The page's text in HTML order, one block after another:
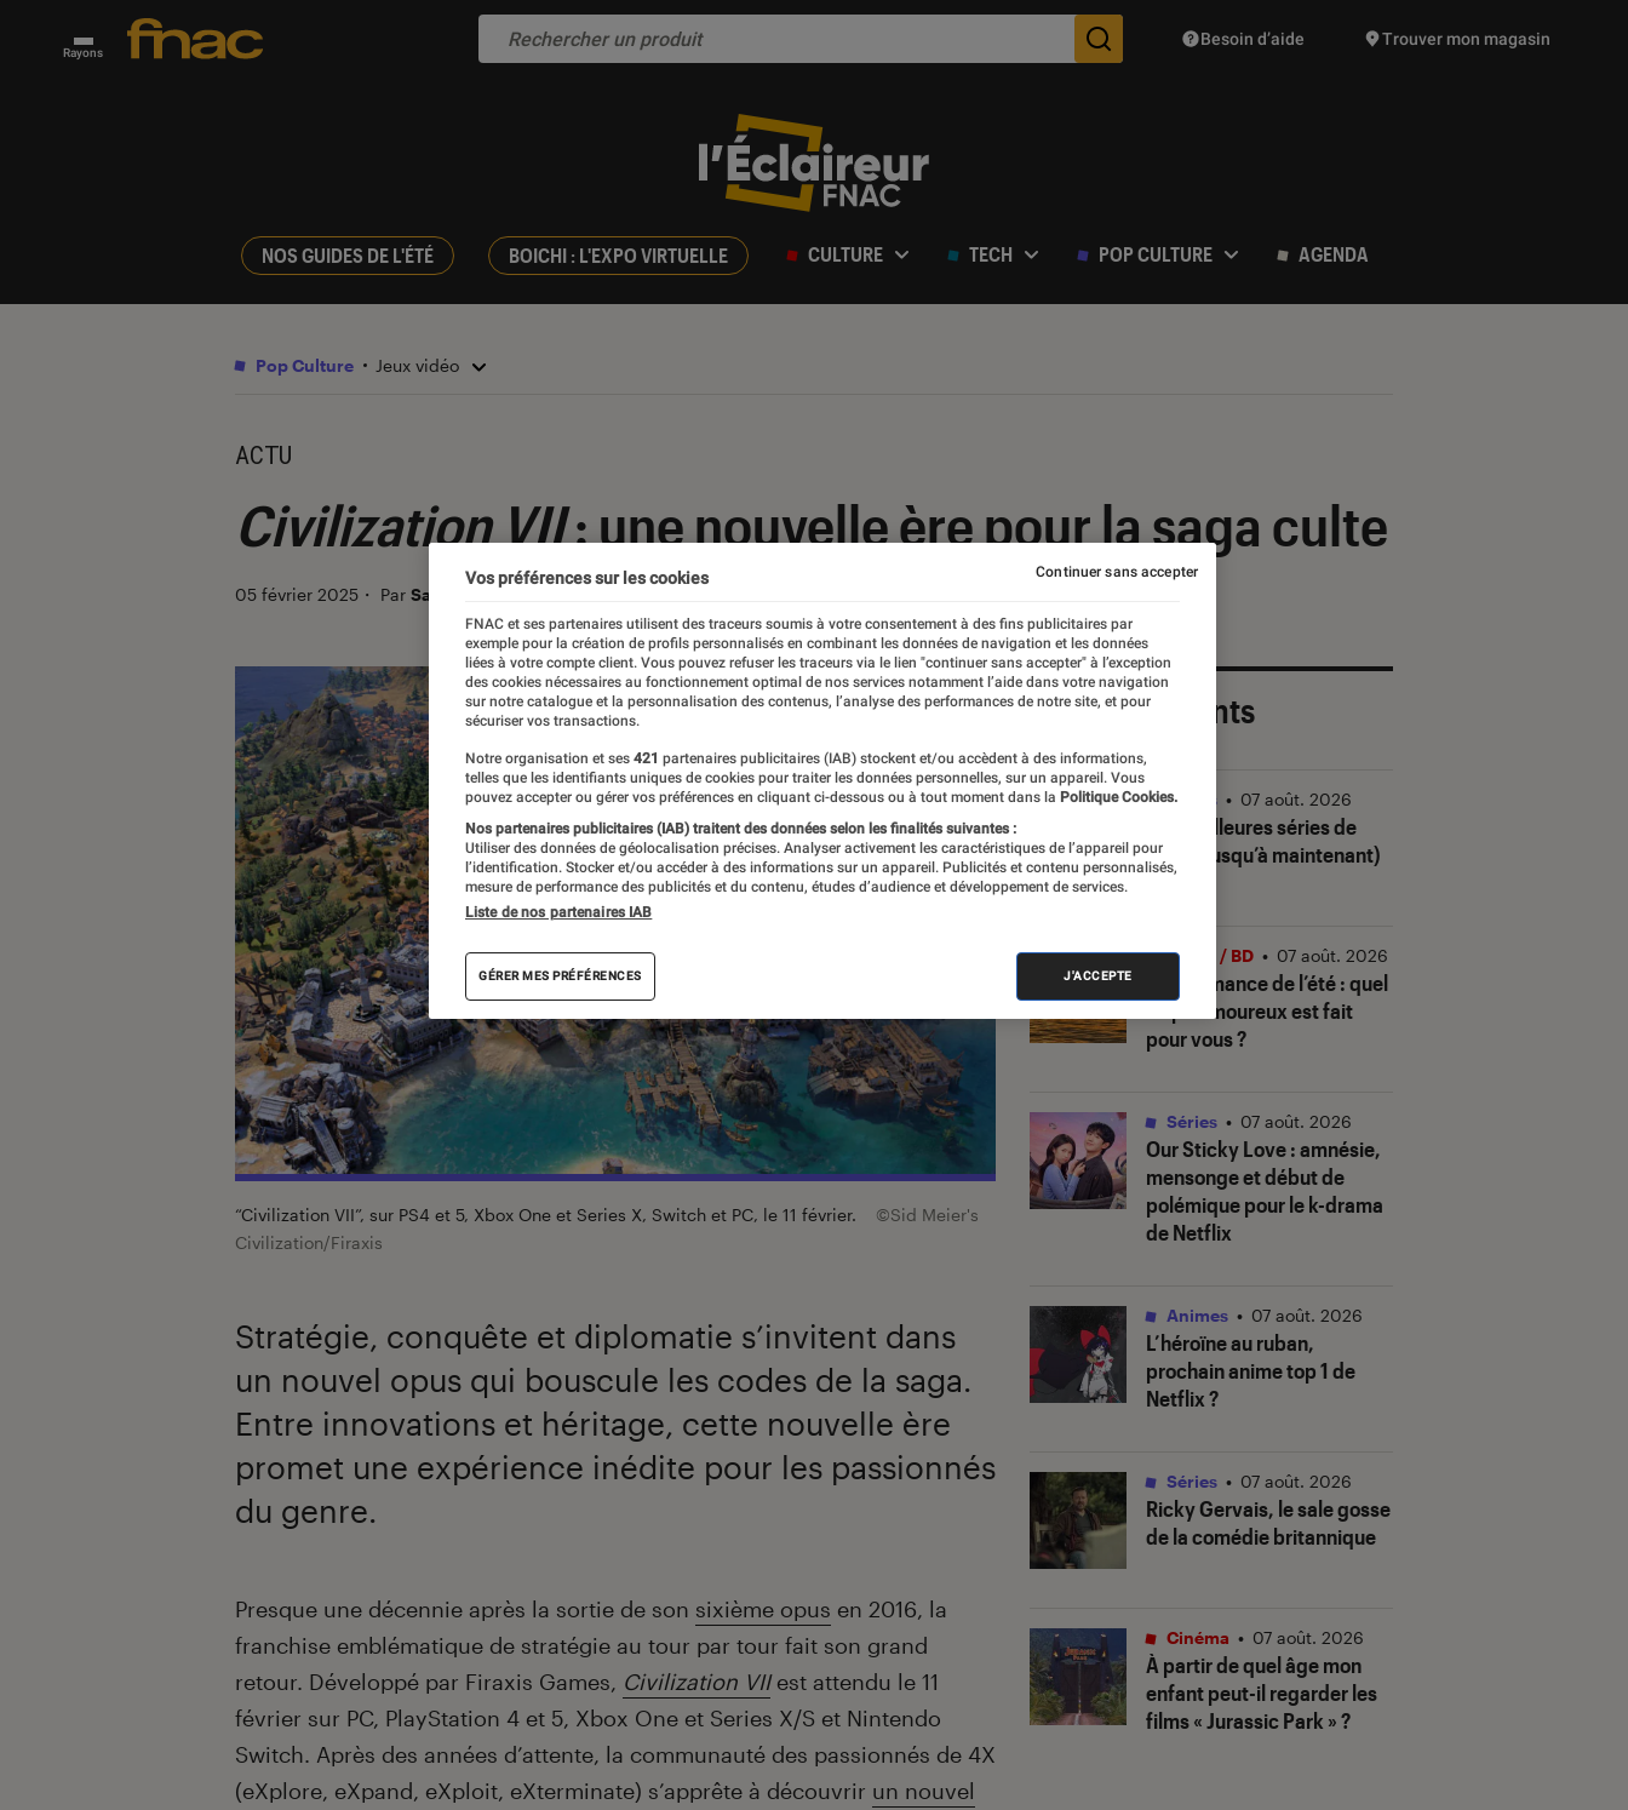
Rayons Des suggestions de produits vont vous être proposées
Besoin d’aide Trouver mon magasin
NOS GUIDES DE L'ÉTÉ BOICHI : L'EXPO VIRTUELLE CULTURE TECH POP CULTURE AGENDA
Pop Culture Jeux vidéo
ACTU
Civilization VII: une nouvelle ère pour la saga culte
05 février 2025 ・ Par Sarah Dupont
“Civilization VII”, sur PS4 et 5, Xbox One et Series X, Switch et PC, le 11 février.
©Sid Meier's
Civilization/Firaxis
Stratégie, conquête et diplomatie s’invitent dans
un nouvel opus qui bouscule les codes de la saga.
Entre innovations et héritage, cette nouvelle ère
promet une expérience inédite pour les passionnés
du genre.
Introduction
Presque une décennie après la sortie de son sixième opus en 2016, la
franchise emblématique de stratégie au tour par tour fait son grand
retour. Développé par Firaxis Games, Civilization VIIest attendu le 11
février sur PC, PlayStation 4 et 5, Xbox One et Series X/S et Nintendo
Switch. Après des années d’attente, la communauté des passionnés de 4X
(eXplore, eXpand, eXploit, eXterminate) s’apprête à découvrir un nouvel
Les plus récents
Les meilleures séries de
2026 (jusqu’à maintenant)
Séries • 07 août. 2026
Quiz romance de l’été : quel
trope amoureux est fait
pour vous ?
Livres / BD • 07 août. 2026
Our Sticky Love: amnésie,
mensonge et début de
polémique pour le k-drama
de Netflix
Séries • 07 août. 2026
L’héroïne au ruban,
prochain anime top 1 de
Netflix ?
Animes • 07 août. 2026
Ricky Gervais, le sale gosse
de la comédie britannique
Séries • 07 août. 2026
À partir de quel âge mon
enfant peut-il regarder les
films « Jurassic Park » ?
Cinéma • 07 août. 2026
Vos préférences sur les cookies
FNAC et ses partenaires utilisent des traceurs soumis à votre consentement à des fins publicitaires par
exemple pour la création de profils personnalisés en combinant les données de navigation et les données
liées à votre compte client. Vous pouvez refuser les traceurs via le lien "continuer sans accepter" à l’exception
des cookies nécessaires au fonctionnement optimal de nos services notamment l’aide dans votre navigation
sur notre catalogue et la personnalisation des contenus, l’analyse des performances de notre site, et pour
sécuriser vos transactions.
Notre organisation et ses 421 partenaires publicitaires (IAB) stockent et/ou accèdent à des informations,
telles que les identifiants uniques de cookies pour traiter les données personnelles, sur un appareil. Vous
pouvez accepter ou gérer vos préférences en cliquant ci-dessous ou à tout moment dans la Politique Cookies.
Nos partenaires publicitaires (IAB) traitent des données selon les finalités suivantes :
Utiliser des données de géolocalisation précises. Analyser activement les caractéristiques de l’appareil pour
l’identification. Stocker et/ou accéder à des informations sur un appareil. Publicités et contenu personnalisés,
mesure de performance des publicités et du contenu, études d’audience et développement de services.
Liste de nos partenaires IAB
GÉRER MES PRÉFÉRENCES J'ACCEPTE
Continuer sans accepter